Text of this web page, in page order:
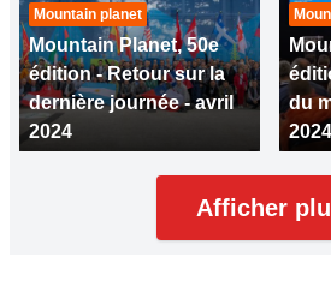
Mountain planet
Mountain Planet, 50e
édition - Retour sur la
dernière journée - avril
2024
du
2024
Afficher